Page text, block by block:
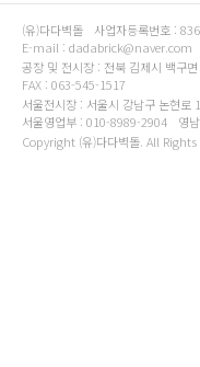
(유)다다벽돌 사업자등록번호 :
E-mail : dadabrick@naver.com
공장 및 전시장 : 전북 김제시 백구
FAX : 063-545-1517
서울전시장 : 서울시 강남구 논현로
서울영업부 : 010-8989-2904
영
Copyright (유)다다벽돌. All Rights